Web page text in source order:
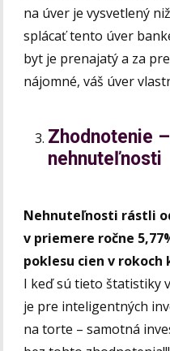
na úver je vysvetlený
splácať tento úver
byt je prenajatý a za
nájomné, váš úver
Zhodnotenie
nehnuteľnosti
Nehnuteľnosti rástli
v priemere ročne
poklesu cien v rokoch
I keď sú tieto štatistiky
je pre inteligentných
na torte – samotná